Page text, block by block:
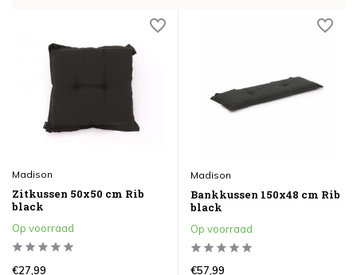
Madison
Zitkussen 50x50 cm Rib
black
Op voorraad
€27,99
Madison
Bankkussen 150x48 cm Rib
black
Op voorraad
€57,99